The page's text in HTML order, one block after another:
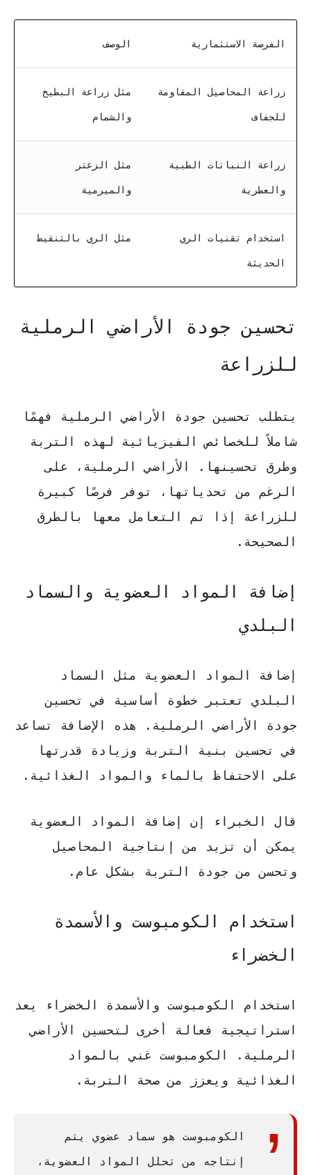
الفرصة الاستثمارية الوصف
زراعة المحاصيل المقاومة
للجفاف
مثل زراعة البطيخ
والشمام
زراعة النباتات الطبية
والعطرية
مثل الزعتر
والميرمية
استخدام تقنيات الري
الحديثة
مثل الري بالتنقيط
تحسين جودة الأراضي الرملية
للزراعة
يتطلب تحسين جودة الأراضي الرملية فهمًا
شاملاً للخصائص الفيزيائية لهذه التربة
وطرق تحسينها. الأراضي الرملية، على
الرغم من تحدياتها، توفر فرصًا كبيرة
للزراعة إذا تم التعامل معها بالطرق
الصحيحة.
إضافة المواد العضوية والسماد
البلدي
إضافة المواد العضوية مثل السماد
البلدي تعتبر خطوة أساسية في تحسين
جودة الأراضي الرملية. هذه الإضافة تساعد
في تحسين بنية التربة وزيادة قدرتها
على الاحتفاظ بالماء والمواد الغذائية.
قال الخبراء
إن إضافة المواد العضوية
يمكن أن تزيد من إنتاجية المحاصيل
وتحسن من جودة التربة بشكل عام.
استخدام الكومبوست والأسمدة
الخضراء
استخدام الكومبوست والأسمدة الخضراء يعد
استراتيجية فعالة أخرى لتحسين الأراضي
الرملية. الكومبوست غني بالمواد
الغذائية ويعزز من صحة التربة.
الكومبوست هو سماد عضوي يتم
إنتاجه من تحلل المواد العضوية،